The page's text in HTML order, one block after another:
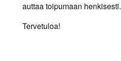
auttaa toipumaan henkisesti.
Tervetuloa!